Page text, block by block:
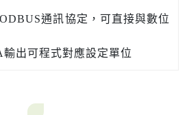
通訊協定，可直接與數位
出可程式對應設定單位